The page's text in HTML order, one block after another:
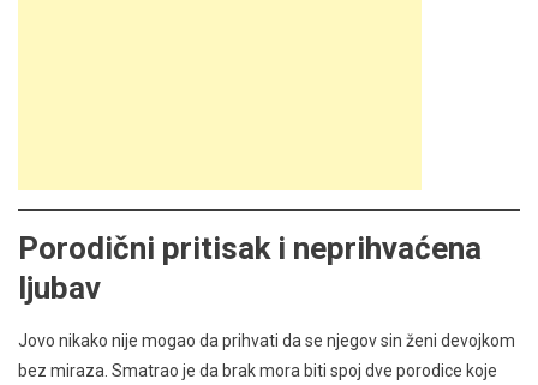
Porodični pritisak i neprihvaćena
ljubav
Jovo nikako nije mogao da prihvati da se njegov sin ženi devojkom
bez miraza. Smatrao je da brak mora biti spoj dve porodice koje